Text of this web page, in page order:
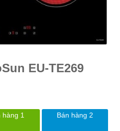
EU-TE269
hàng 1 Bán hàng 2